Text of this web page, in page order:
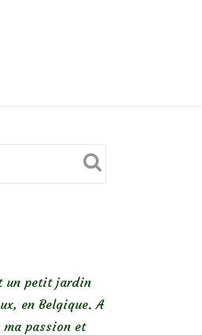
un petit jardin
en Belgique. A
passion et